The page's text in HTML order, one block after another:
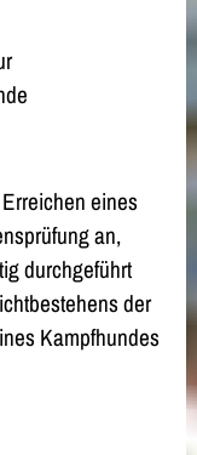
eines
an,
durchgeführt
der
Kampfhundes